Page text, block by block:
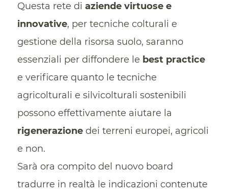
Questa rete di aziende virtuose e
innovative, per tecniche colturali e
gestione della risorsa suolo, saranno
essenziali per diffondere le best practice
e verificare quanto le tecniche
agricolturali e silvicolturali sostenibili
possono effettivamente aiutare la
rigenerazionedei terreni europei, agricoli
e non.
Sarà ora compito del nuovo board
tradurre in realtà le indicazioni contenute